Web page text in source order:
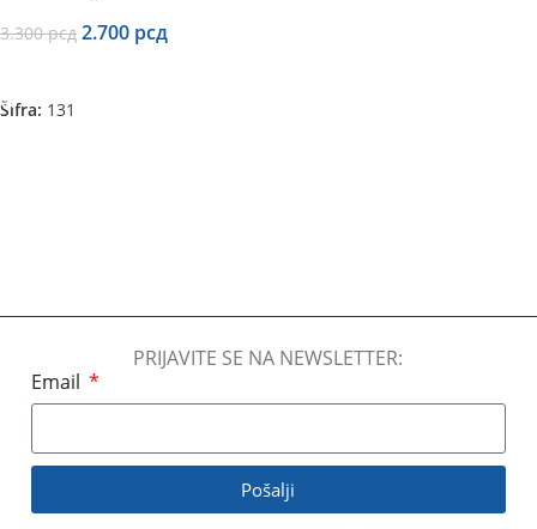
3.300рсд 2.700 рсд
Šifra: 131
PRIJAVITE SE NA NEWSLETTER:
Email
Pošalji